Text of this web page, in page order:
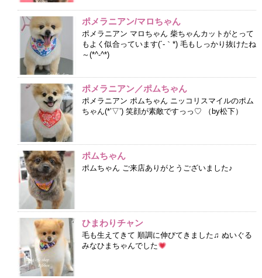
ポメラニアン/マロちゃん
ポメラニアン マロちゃん 柴ちゃんカットがとって
もよく似合っています(´-｀*) 毛もしっかり抜けたね
～(*^-^*)
ポメラニアン／ポムちゃん
ポメラニアン ポムちゃん ニッコリスマイルのポム
ちゃん(*’▽’) 笑顔が素敵ですっっ♡ （by松下）
ポムちゃん
ポムちゃん ご来店ありがとうございました♪
ひまわりチャン
毛も生えてきて 順調に伸びてきました♫ ぬいぐる
みなひまちゃんでした